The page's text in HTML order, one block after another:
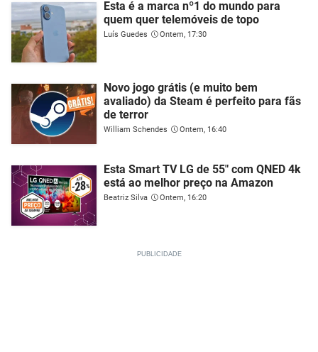
Esta é a marca nº1 do mundo para
quem quer telemóveis de topo
Luís Guedes Ontem, 17:30
Novo jogo grátis (e muito bem
avaliado) da Steam é perfeito para fãs
de terror
William Schendes Ontem, 16:40
Esta Smart TV LG de 55" com QNED 4k
está ao melhor preço na Amazon
Beatriz Silva Ontem, 16:20